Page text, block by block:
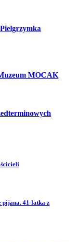
MOCAK
pijana. 41-latka z